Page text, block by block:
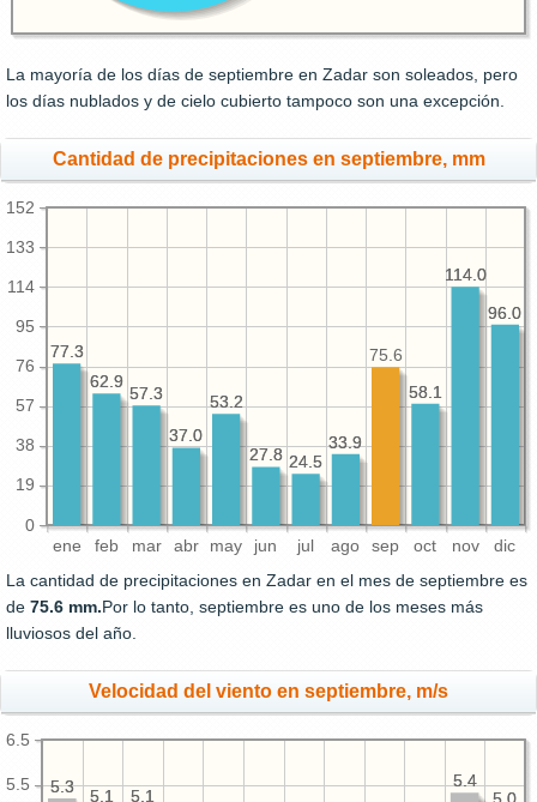
La mayoría de los días de septiembre en Zadar son soleados, pero
los días nublados y de cielo cubierto tampoco son una excepción.
Cantidad de precipitaciones en septiembre, mm
ene feb mar abr may jun jul ago sep oct nov dic
0
19
38
57
76
95
114
133
152
96.0
114.0
58.1
33.9
24.5
27.8
53.2
37.0
57.3
62.9
77.3
96.0
114.0
58.1
75.6
33.9
24.5
27.8
53.2
37.0
57.3
62.9
77.3
La cantidad de precipitaciones en Zadar en el mes de septiembre es
de 75.6 mm.Por lo tanto, septiembre es uno de los meses más
lluviosos del año.
Velocidad del viento en septiembre, m/s
5.5
6.5
5.4
5.1
5.1
5.3 5.4
5.1
5.1
5.3